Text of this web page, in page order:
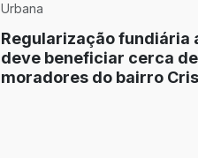
Urbana
Regularização fundiária
deve beneficiar cerca
moradores do bairro